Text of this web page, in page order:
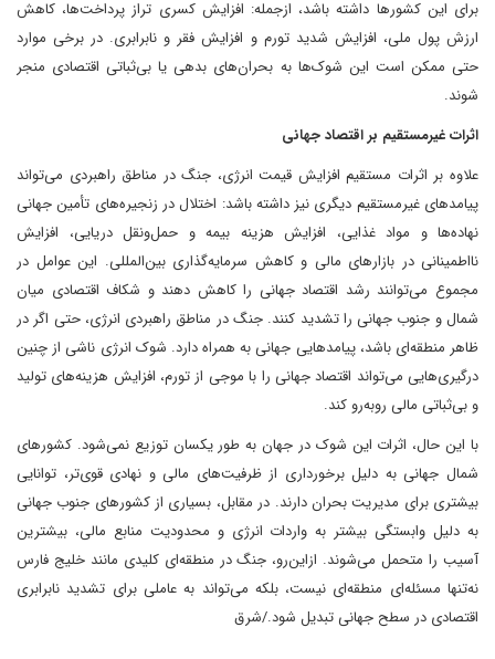
برای این کشورها داشته باشد، از‌جمله: افزایش کسری تراز پرداخت‌ها، کاهش
ارزش پول ملی، افزایش شدید تورم و افزایش فقر و نابرابری. در برخی موارد
حتی ممکن است این شوک‌ها به بحران‌های بدهی یا بی‌ثباتی اقتصادی منجر
شوند.
اثرات غیرمستقیم بر اقتصاد جهانی
علاوه بر اثرات مستقیم افزایش قیمت انرژی، جنگ در مناطق راهبردی می‌تواند
پیامدهای غیرمستقیم دیگری نیز داشته باشد: اختلال در زنجیره‌های تأمین جهانی
نهاده‌ها و مواد غذایی، افزایش هزینه بیمه و حمل‌ونقل دریایی، افزایش
نااطمینانی در بازارهای مالی و کاهش سرمایه‌گذاری بین‌المللی. این عوامل در
مجموع می‌توانند رشد اقتصاد جهانی را کاهش دهند و شکاف اقتصادی میان
شمال و جنوب جهانی را تشدید کنند. جنگ در مناطق راهبردی انرژی، حتی اگر در
ظاهر منطقه‌ای باشد، پیامدهایی جهانی به همراه دارد. شوک انرژی ناشی از چنین
درگیری‌هایی می‌تواند اقتصاد جهانی را با موجی از تورم، افزایش هزینه‌های تولید
و بی‌ثباتی مالی روبه‌رو کند.
با این حال، اثرات این شوک در جهان به طور یکسان توزیع نمی‌شود. کشورهای
شمال جهانی به دلیل برخورداری از ظرفیت‌های مالی و نهادی قوی‌تر، توانایی
بیشتری برای مدیریت بحران دارند. در مقابل، بسیاری از کشورهای جنوب جهانی
به دلیل وابستگی بیشتر به واردات انرژی و محدودیت منابع مالی، بیشترین
آسیب را متحمل می‌شوند. از‌این‌رو، جنگ در منطقه‌ای کلیدی مانند خلیج فارس
نه‌تنها مسئله‌ای منطقه‌ای نیست، بلکه می‌تواند به عاملی برای تشدید نابرابری
اقتصادی در سطح جهانی تبدیل شود.‌/شرق